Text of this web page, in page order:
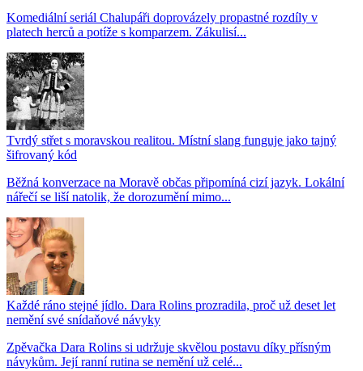
Komediální seriál Chalupáři doprovázely propastné rozdíly v
platech herců a potíže s komparzem. Zákulisí...
Tvrdý střet s moravskou realitou. Místní slang funguje jako tajný
šifrovaný kód
Běžná konverzace na Moravě občas připomíná cizí jazyk. Lokální
nářečí se liší natolik, že dorozumění mimo...
Každé ráno stejné jídlo. Dara Rolins prozradila, proč už deset let
nemění své snídaňové návyky
Zpěvačka Dara Rolins si udržuje skvělou postavu díky přísným
návykům. Její ranní rutina se nemění už celé...